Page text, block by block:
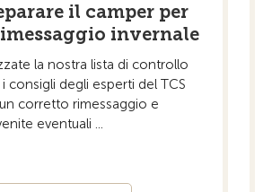
il camper per
invernale
la nostra lista di controllo
consigli degli esperti del TCS
corretto rimessaggio e
eventuali ...